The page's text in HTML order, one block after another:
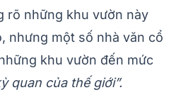
rõ những khu vườn này
nhưng một số nhà văn cổ
khu vườn đến mức
quan của thế giới”.